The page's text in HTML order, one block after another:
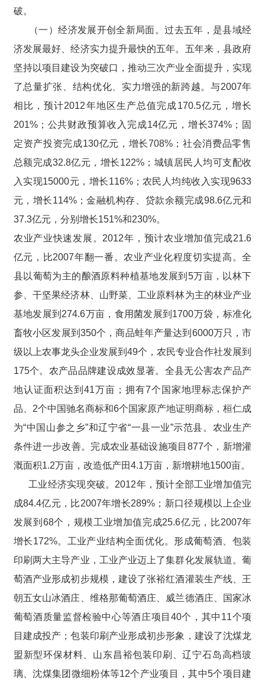
破。
（一）经济发展开创全新局面。过去五年，是县域经
济发展最好、经济实力提升最快的五年。五年来，县政府
坚持以项目建设为突破口，推动三次产业全面提升，实现
了总量扩张、结构优化、实力增强的新跨越。与2007年
相比，预计2012年地区生产总值完成170.5亿元，增长
201%；公共财政预算收入完成14亿元，增长374%；固
定资产投资完成130亿元，增长708%；社会消费品零售
总额完成32.8亿元，增长122%；城镇居民人均可支配收
入实现15000元，增长116%；农民人均纯收入实现9633
元，增长114%；金融机构存、贷款余额完成98.6亿元和
37.3亿元，分别增长151%和230%。
农业产业快速发展。2012年，预计农业增加值完成21.6
亿元，比2007年翻一番。农业产业化程度切实提高。全
县以葡萄为主的酿酒原料种植基地发展到5万亩，以林下
参、干坚果经济林、山野菜、工业原料林为主的林业产业
基地发展到274.6万亩，食用菌发展到1700万袋，标准化
畜牧小区发展到350个，商品蛙年产量达到6000万只，市
级以上农事龙头企业发展到49个，农民专业合作社发展到
175个。农产品品牌建设成效显著。全县无公害农产品产
地认证面积达到41万亩；拥有7个国家地理标志保护产
品、2个中国驰名商标和6个国家原产地证明商标，桓仁成
为“中国山参之乡”和辽宁省“一县一业”示范县。农业生产
条件进一步改善。完成农业基础设施项目877个，新增灌
溉面积1.2万亩，改造低产田4.1万亩，新增耕地1500亩。
工业经济实现突破。2012年，预计全部工业增加值完
成84.4亿元，比2007年增长289%；新口径规模以上企业
发展到68个，规模工业增加值完成25.6亿元，比2007年
增长172%。工业产业结构全面优化。形成葡萄酒、包装
印刷两大主导产业，工业产业迈上了集群化发展轨道。葡
萄酒产业形成初步规模，建设了张裕红酒灌装生产线、王
朝五女山冰酒庄、维格那葡萄酒庄、威兰德酒庄、国家冰
葡萄酒质量监督检验中心等酒庄项目40个，其中11个项
目建成投产；包装印刷产业形成初步形象，建设了沈煤龙
盟新型环保材料、山东昌裕包装印刷、辽宁石岛高档玻
璃、沈煤集团微细粉体等12个产业项目，其中5个项目建